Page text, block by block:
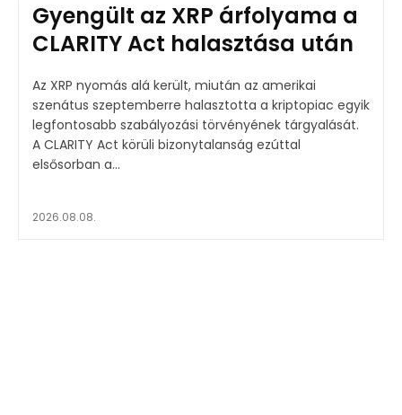
Gyengült az XRP árfolyama a
CLARITY Act halasztása után
Az XRP nyomás alá került, miután az amerikai
szenátus szeptemberre halasztotta a kriptopiac egyik
legfontosabb szabályozási törvényének tárgyalását.
A CLARITY Act körüli bizonytalanság ezúttal
elsősorban a...
2026.08.08.